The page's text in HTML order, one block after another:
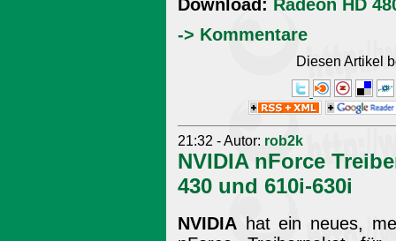
Download: Radeon HD
-> Kommentare
Diesen Artikel
21:32 - Autor: rob2k
NVIDIA nForce
430 und 610i-630i
NVIDIA hat ein neues,